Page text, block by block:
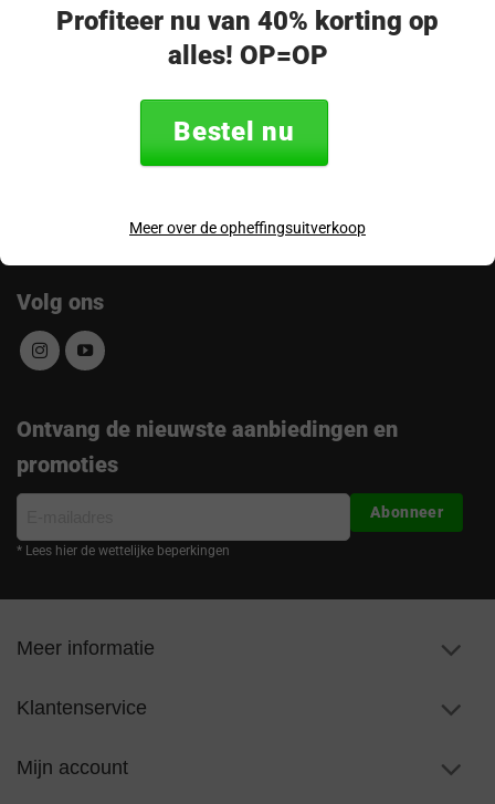
Vragen? Neem gerust contact
Volg ons
Ontvang de nieuwste aanbiedingen en
promoties
mailadres
* Lees hier de wettelijke beperkingen
Abonneer
Meer informatie
Klantenservice
Mijn account
Profiteer nu van 40% korting op
alles! OP=OP
Bestel nu
Meer over de opheffingsuitverkoop